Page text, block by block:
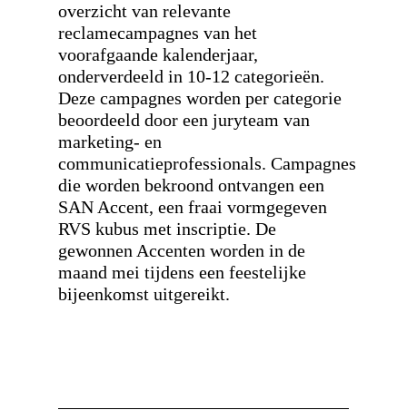
overzicht van relevante
reclamecampagnes van het
voorafgaande kalenderjaar,
onderverdeeld in 10-12 categorieën.
Deze campagnes worden per categorie
beoordeeld door een juryteam van
marketing- en
communicatieprofessionals. Campagnes
die worden bekroond ontvangen een
SAN Accent, een fraai vormgegeven
RVS kubus met inscriptie. De
gewonnen Accenten worden in de
maand mei tijdens een feestelijke
bijeenkomst uitgereikt.